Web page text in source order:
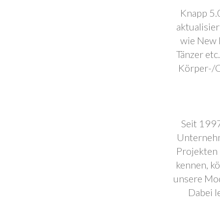
Knapp
wie New
Tänzer
Körper-/
Seit
Projekten
kennen,
unsere
Dabei